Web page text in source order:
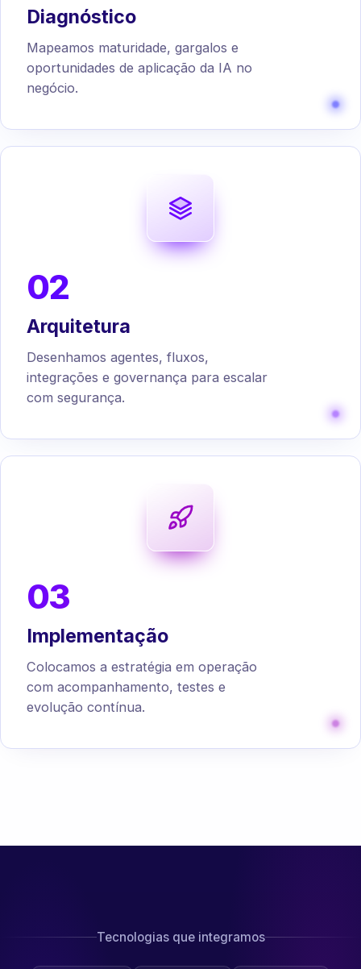
Diagnóstico
Mapeamos maturidade, gargalos e
oportunidades de aplicação da IA no
negócio.
02
Arquitetura
Desenhamos agentes, fluxos,
integrações e governança para escalar
com segurança.
03
Implementação
Colocamos a estratégia em operação
com acompanhamento, testes e
evolução contínua.
Tecnologias que integramos